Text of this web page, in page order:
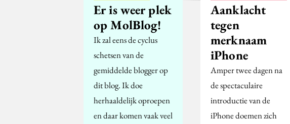
Er is weer plek
op MolBlog!
Ik zal eens de cyclus
schetsen van de
gemiddelde blogger op
dit blog. Ik doe
herhaaldelijk oproepen
en daar komen vaak veel
Aanklacht
tegen
merknaam
iPhone
Amper twee dagen na
de spectaculaire
introductie van de
iPhone doemen zich